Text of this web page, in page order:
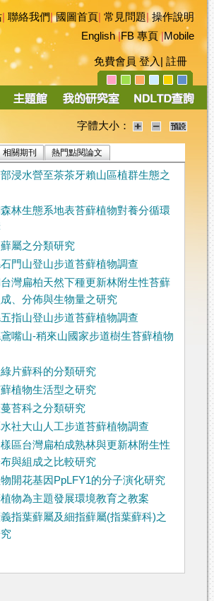
聯絡我們|國圖首頁 常見問題|操作說明
English|FB 專頁|Mobile
免費會員 登入 註冊
字體大小：
相關期刊 熱門點閱論文
浸水營至茶茶牙賴山區植群生態之
林生態系地表苔蘚植物對養分循環
屬之分類研究
門山登山步道苔蘚植物調查
灣扁柏天然下種更新林附生性苔蘚
、分佈與生物量之研究
指山登山步道苔蘚植物調查
嘴山-稍來山國家步道樹生苔蘚植物
片蘚科的分類研究
植物生活型之研究
苔科之分類研究
社大山人工步道苔蘚植物調查
區台灣扁柏成熟林與更新林附生性
與組成之比較研究
開花基因PpLFY1的分子演化研究
物為主題發展環境教育之教案
指葉蘚屬及細指蘚屬(指葉蘚科)之